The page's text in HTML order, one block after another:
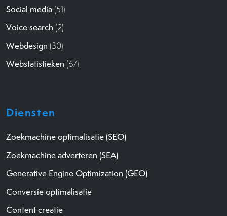
Social media (51)
Voice search (2)
Webdesign (30)
Webstatistieken (67)
Diensten
Zoekmachine optimalisatie (SEO)
Zoekmachine adverteren (SEA)
Generative Engine Optimization (GEO)
Conversie optimalisatie
Content creatie